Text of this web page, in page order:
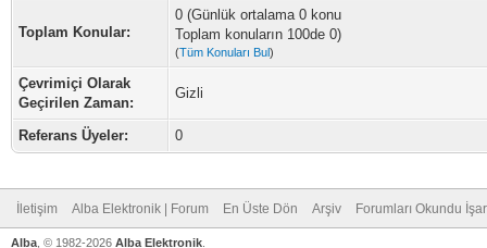
Toplam Konular:
0 (Günlük ortalama 0 konu
Toplam konuların 100de 0)
(Tüm Konuları Bul)
Çevrimiçi Olarak
Geçirilen Zaman:
Gizli
Referans Üyeler: 0
İletişim Alba Elektronik | Forum En Üste Dön Arşiv Forumları Okundu
Alba , © 1982-2026 Alba Elektronik